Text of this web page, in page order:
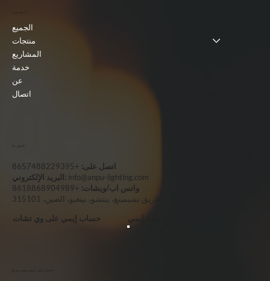
اتصل على: +8657488229395
البريد الإلكتروني: info@anpu-lighting.com
واتس اب/ويشات: +8618868904989
حساب إيمي على وي تشات
واتساب إيمي
الجميع
منتجات
المشاريع
خدمة
عن
اتصال